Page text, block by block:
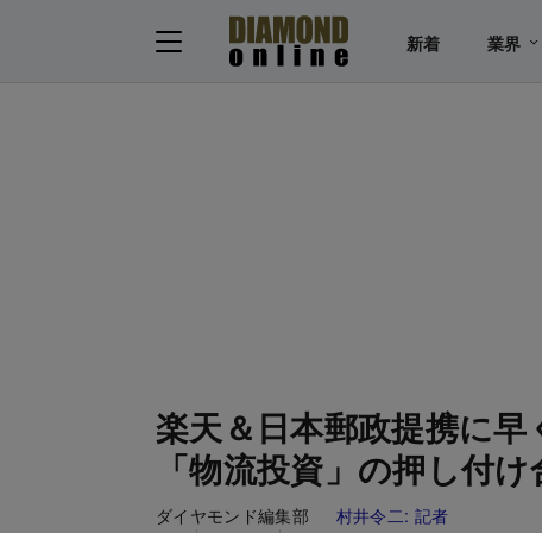
新着 業界
楽天＆日本郵政提携に
「物流投資」の押し付け
ダイヤモンド編集部 村井令二: 記者